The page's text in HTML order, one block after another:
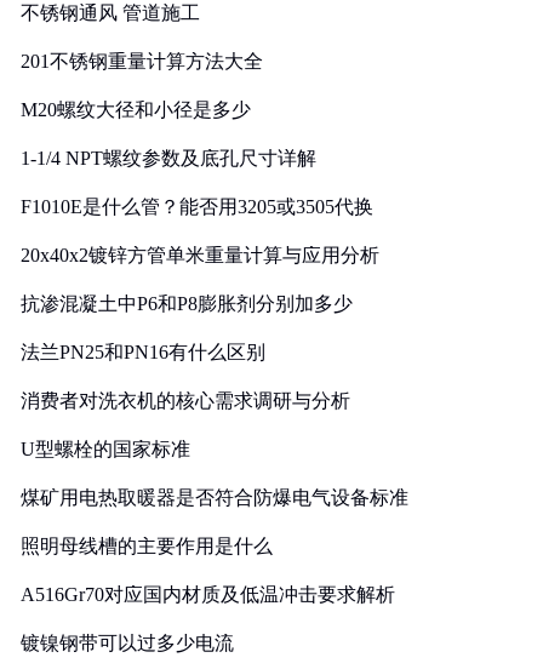
不锈钢通风 管道施工
201不锈钢重量计算方法大全
M20螺纹大径和小径是多少
1-1/4 NPT螺纹参数及底孔尺寸详解
F1010E是什么管？能否用3205或3505代换
20x40x2镀锌方管单米重量计算与应用分析
抗渗混凝土中P6和P8膨胀剂分别加多少
法兰PN25和PN16有什么区别
消费者对洗衣机的核心需求调研与分析
U型螺栓的国家标准
煤矿用电热取暖器是否符合防爆电气设备标准
照明母线槽的主要作用是什么
A516Gr70对应国内材质及低温冲击要求解析
镀镍钢带可以过多少电流